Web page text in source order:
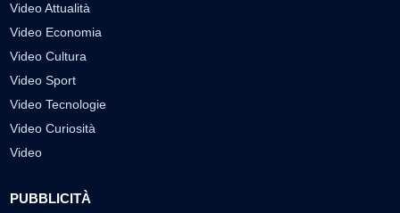
Video Attualità
Video Economia
Video Cultura
Video Sport
Video Tecnologie
Video Curiosità
Video
PUBBLICITÀ